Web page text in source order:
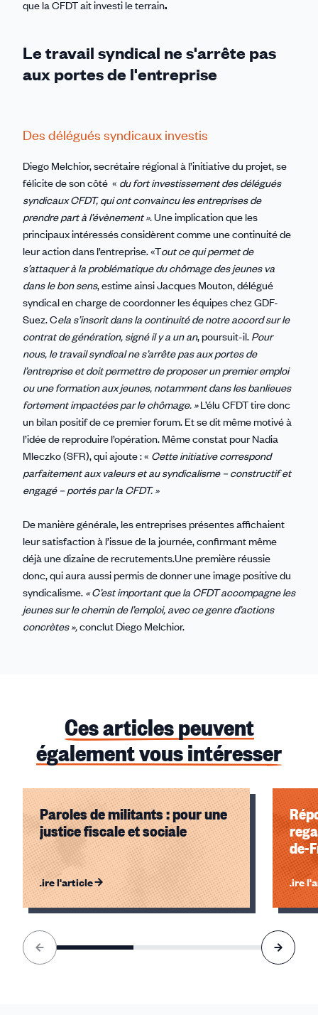
que la CFDT ait investi le terrain.
Le travail syndical ne s'arrête pas
aux portes de l'entreprise
Des délégués syndicaux investis
Diego Melchior, secrétaire régional à l’initiative du projet, se
félicite de son côté « du fort investissement des délégués
syndicaux CFDT, qui ont convaincu les entreprises de
prendre part à l’évènement ».Une implication que les
principaux intéressés considèrent comme une continuité de
leur action dans l’entreprise. «Tout ce qui permet de
s’attaquer à la problématique du chômage des jeunes va
dans le bon sens, estime ainsi Jacques Mouton, délégué
syndical en charge de coordonner les équipes chez GDF-
Suez. Cela s’inscrit dans la continuité de notre accord sur le
contrat de génération, signé il y a un an, poursuit-il. Pour
nous, le travail syndical ne s’arrête pas aux portes de
l’entreprise et doit permettre de proposer un premier emploi
ou une formation aux jeunes, notamment dans les banlieues
fortement impactées par le chômage. »L’élu CFDT tire donc
un bilan positif de ce premier forum. Et se dit même motivé à
l’idée de reproduire l’opération. Même constat pour Nadia
Mleczko (SFR), qui ajoute : « Cette initiative correspond
parfaitement aux valeurs et au syndicalisme – constructif et
engagé – portés par la CFDT. »
De manière générale, les entreprises présentes affichaient
leur satisfaction à l’issue de la journée, confirmant même
déjà une dizaine de recrutements.Une première réussie
donc, qui aura aussi permis de donner une image positive du
syndicalisme. « C’est important que la CFDT accompagne les
jeunes sur le chemin de l’emploi, avec ce genre d’actions
concrètes »,conclut Diego Melchior.
Ces articles peuvent
également vous intéresser
Paroles de militants : pour une
justice fiscale et sociale
Lire l'article
de-
Lire